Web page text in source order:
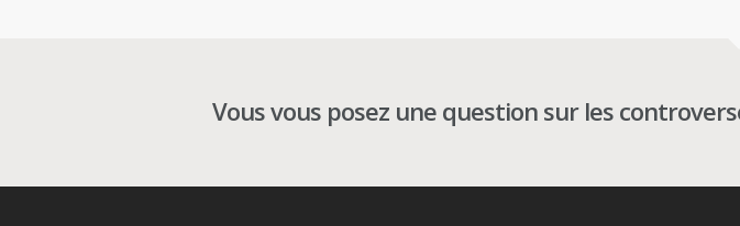
Vous vous posez une question sur les